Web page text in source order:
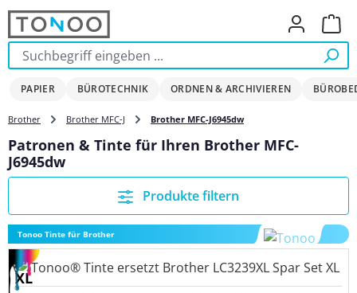
Zum Hauptinhalt springen
PAPIER BÜROTECHNIK ORDNEN & ARCHIVIEREN
Brother Brother MFC-J Brother MFC-J6945dw
Patronen & Tinte für Ihren Brother MFC-
J6945dw
Produkte filtern
Tonoo Tinte für Brother
XL